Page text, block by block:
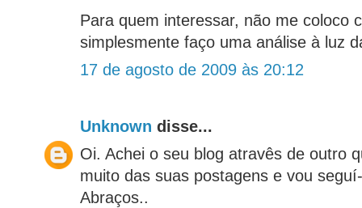
Para quem interessar, não me coloco
simplesmente faço uma análise à luz
17 de agosto de 2009 às 20:12
Unknown disse...
Oi. Achei o seu blog atravês de outro
muito das suas postagens e vou
Abraços..